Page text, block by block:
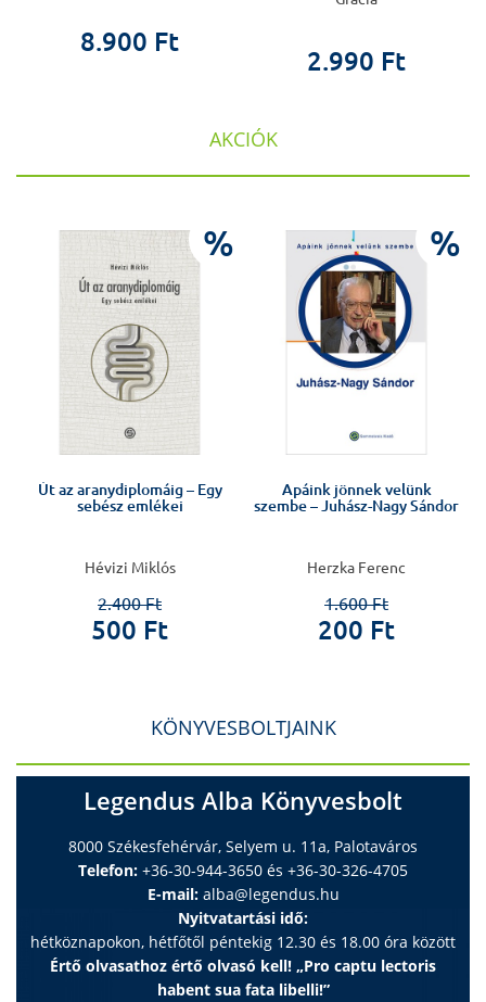
8.900 Ft
2.990 Ft
AKCIÓK
%
Út az aranydiplomáig – Egy
sebész emlékei
Hévizi Miklós
2.400 Ft
500 Ft
%
Apáink jönnek velünk
szembe – Juhász-Nagy Sándor
Herzka Ferenc
1.600 Ft
200 Ft
KÖNYVESBOLTJAINK
Legendus Alba Könyvesbolt
8000 Székesfehérvár, Selyem u. 11a, Palotaváros
Telefon: +36-30-944-3650 és +36-30-326-4705
E-mail: alba@legendus.hu
Nyitvatartási idő:
hétköznapokon, hétfőtől péntekig 12.30 és 18.00 óra között
Értő olvasathoz értő olvasó kell! „Pro captu lectoris
habent sua fata libelli!”